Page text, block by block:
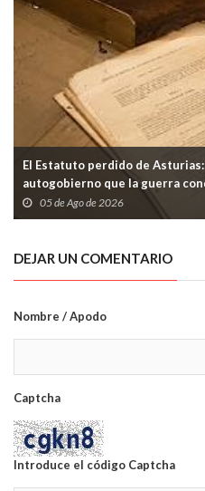
El Estatuto perdido de
autogobierno que la guerra
05 de Ago de 2026
DEJAR UN COMENTARIO
Nombre / Apodo
Captcha
Introduce el código Captcha